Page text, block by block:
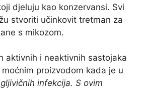
djeluju kao konzervansi. Svi
stvoriti učinkovit tretman za
s mikozom.
aktivnih i neaktivnih sastojaka
proizvodom kada je u
gljivičnih infekcija. S ovim